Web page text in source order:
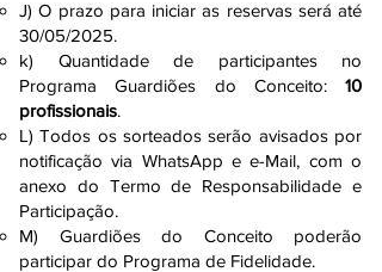
J) O prazo para iniciar as reservas será até
30/05/2025.
k) Quantidade de participantes no
Programa Guardiões do Conceito: 10
profissionais.
L) Todos os sorteados serão avisados por
notificação via WhatsApp e e-Mail, com o
anexo do Termo de Responsabilidade e
Participação.​
M) Guardiões do Conceito poderão
participar do Programa de Fidelidade.